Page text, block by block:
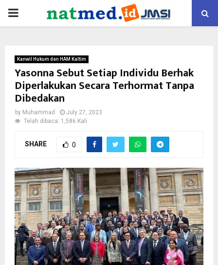
PRIMARY
Kanwil Hukum dan HAM Kaltim
Yasonna Sebut Setiap Individu Berhak
Diperlakukan Secara Terhormat Tanpa
Dibedakan
by Muhammad
July 27, 2023
Telah dibaca: 1,586 Kali
SHARE 0